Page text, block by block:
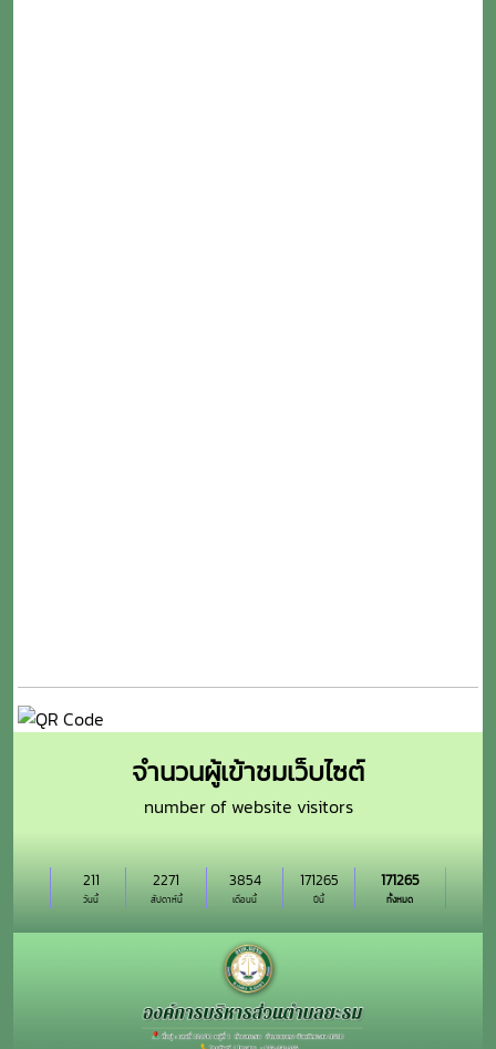
จำนวนผู้เข้าชมเว็บไซต์
number of website visitors
วันนี้
211
สัปดาห์นี้
2271
เดือนนี้
3854
ปีนี้
171265
ทั้งหมด
171265